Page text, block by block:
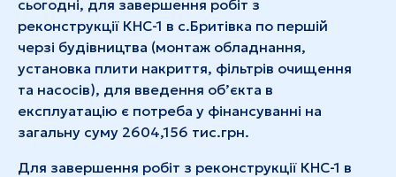
сьогодні, для завершення робіт з
реконструкції КНС-1 в с.Бритівка по першій
черзі будівництва (монтаж обладнання,
установка плити накриття, фільтрів очищення
та насосів), для введення об’єкта в
експлуатацію є потреба у фінансуванні на
загальну суму 2604,156 тис.грн.
Для завершення робіт з реконструкції КНС-1 в